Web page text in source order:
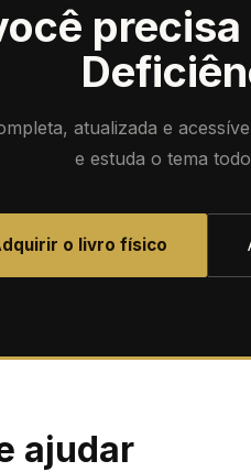
atualizada e
e estuda o tema
o livro físico
ajudar